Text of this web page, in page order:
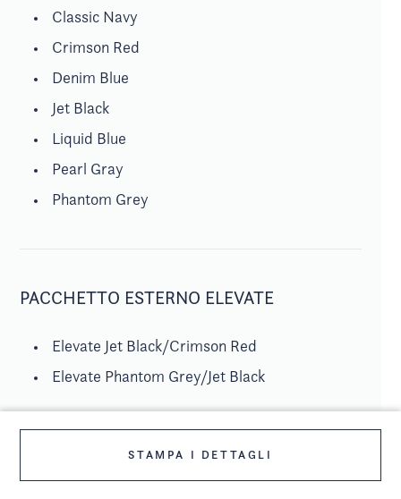
Classic Navy
Crimson Red
Denim Blue
Jet Black
Liquid Blue
Pearl Gray
Phantom Grey
PACCHETTO ESTERNO ELEVATE
Elevate Jet Black/Crimson Red
Elevate Phantom Grey/Jet Black
MOTORE
STAMPA I DETTAGLI